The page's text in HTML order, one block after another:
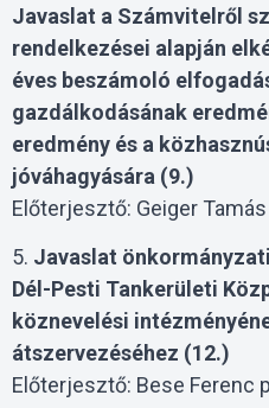
Javaslat a Számvitelről
rendelkezései alapján
éves beszámoló
gazdálkodásának
eredmény és a
jóváhagyására (9.)
Előterjesztő: Geiger
5. Javaslat
Dél-Pesti Tankerületi
köznevelési
átszervezéséhez (12.)
Előterjesztő: Bese Ferenc